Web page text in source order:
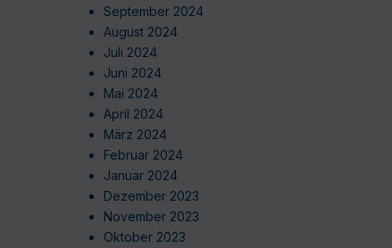
September 2024
August 2024
Juli 2024
Juni 2024
Mai 2024
April 2024
März 2024
Februar 2024
Januar 2024
Dezember 2023
November 2023
Oktober 2023